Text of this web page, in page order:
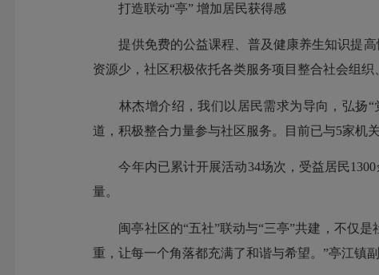
打造联动“亭” 增加居民获得感
提供免费的公益课程、普及健康养生知识提高
资源少，社区积极依托各类服务项目整合社会组
林杰增介绍，我们以居民需求为导向，弘扬“
道，积极整合力量参与社区服务。目前已与5家机
今年内已累计开展活动34场次，受益居民1300
量。
闽亭社区的“五社”联动与“三亭”共建，不仅是
重，让每一个角落都充满了和谐与希望。”亭江镇